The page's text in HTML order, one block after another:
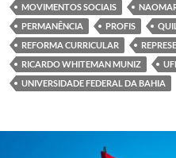
MOVIMENTOS SOCIAIS
PERMANÊNCIA
PROFIS
REFORMA CURRICULAR
RICARDO WHITEMAN MUNIZ
UNIVERSIDADE FEDERAL DA BAHIA